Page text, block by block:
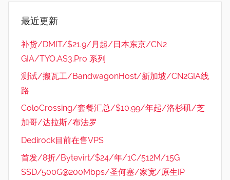
最近更新
补货/DMIT/$21.9/月起/日本东京/CN2
GIA/TYO.AS3.Pro 系列
测试/搬瓦工/BandwagonHost/新加坡/CN2GIA线
路
ColoCrossing/套餐汇总/$10.99/年起/洛杉矶/芝
加哥/达拉斯/布法罗
Dedirock目前在售VPS
首发/8折/Bytevirt/$24/年/1C/512M/15G
SSD/500G@200Mbps/圣何塞/家宽/原生IP